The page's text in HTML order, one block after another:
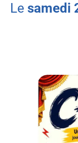
le samedi